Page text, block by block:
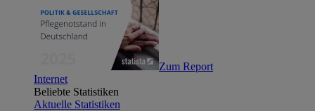
Zum Report
Internet
Beliebte Statistiken
Aktuelle Statistiken